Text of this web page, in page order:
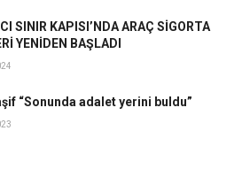
SINIR KAPISI’NDA ARAÇ SİGORTA
YENİDEN BAŞLADI
“Sonunda adalet yerini buldu”